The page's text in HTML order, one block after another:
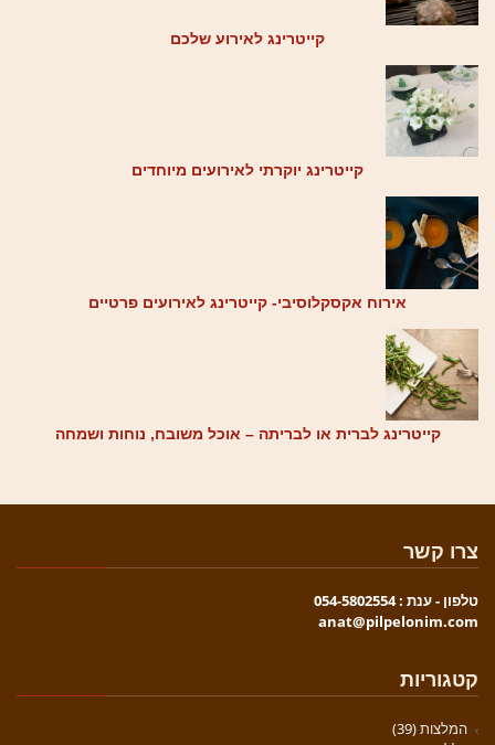
קייטרינג לאירוע שלכם
קייטרינג יוקרתי לאירועים מיוחדים
אירוח אקסקלוסיבי- קייטרינג לאירועים פרטיים
קייטרינג לברית או לבריתה – אוכל משובח, נוחות ושמחה
צרו קשר
טלפון - ענת : 054-5802554
anat@pilpelonim.com
קטגוריות
המלצות(39)